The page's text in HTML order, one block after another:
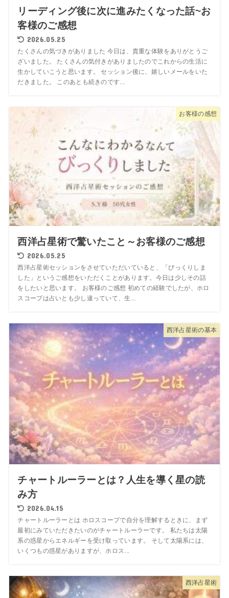
リーディング後に次に進みたくなった話~お
客様のご感想
2026.05.25
たくさんの気づきがありました 今日は、貴重な体験をありがとうご
ざいました。 たくさんの気付きがありましたのでこれからの生活に
生かしていこうと思います。 セッション後に、嬉しいメールをいた
だきました。 このあとも続きのです...
お客様の感想
西洋占星術で驚いたこと～お客様のご感想
2026.05.25
西洋占星術セッションをさせていただいていると、「びっくりしま
した」というご感想をいただくことがあります。今日は少しその話
をしたいと思います。 お客様のご感想 初めての経験でしたが、ホロ
スコープは占いとも少し違っていて、生...
西洋占星術の基本
チャートルーラーとは？人生を導く星の読
み方
2026.04.15
チャートルーラーとは ホロスコープで自分を理解するときに、まず
最初にみていただきたいのがチャートルーラーです。 私たちは太陽
系の惑星からエネルギーを受け取っています。 そして太陽系には、
いくつもの惑星がありますが、ホロス...
西洋占星術